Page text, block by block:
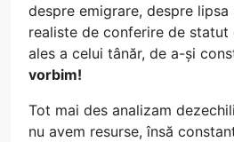
despre emigrare, despre
realiste de conferire de statut
ales a celui tânăr, de a-și
vorbim!
Tot mai des analizam
nu avem resurse, însă